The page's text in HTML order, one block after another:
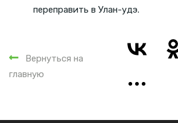
переправить в Улан-удэ.
Вернуться на
главную